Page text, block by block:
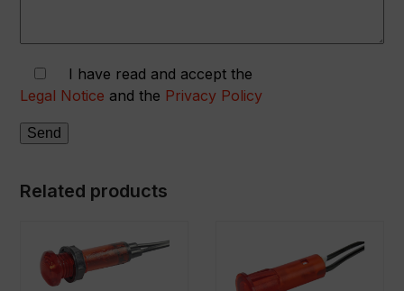
I have read and accept the
Legal Notice and the Privacy Policy
Related products